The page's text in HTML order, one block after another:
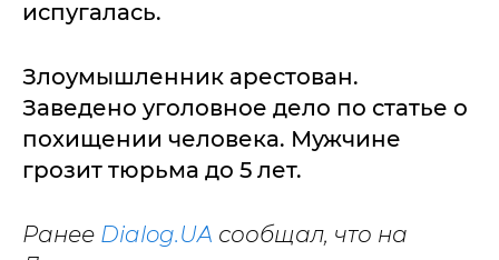
испугалась.
Злоумышленник арестован.
Заведено уголовное дело по статье о
похищении человека. Мужчине
грозит тюрьма до 5 лет.
Ранее Dialog.UA сообщал, что на